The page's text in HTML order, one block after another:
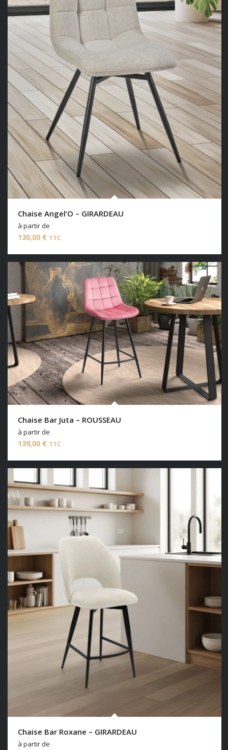
Chaise Angel’O – GIRARDEAU
à partir de
130,00 € TTC
Chaise Bar Juta – ROUSSEAU
à partir de
139,00 € TTC
Chaise Bar Roxane – GIRARDEAU
à partir de